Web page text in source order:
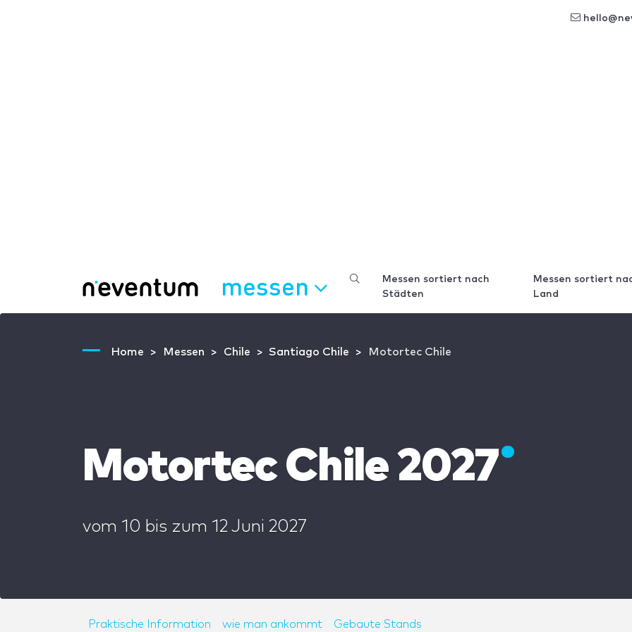
messen
Messen sortiert nach
Städten
Messen sortiert
Land
Home Messen Chile Santiago Chile Motortec Chile
Motortec Chile 2027
vom 10 bis zum 12 Juni 2027
Praktische Information wie man ankommt Gebaute Stands